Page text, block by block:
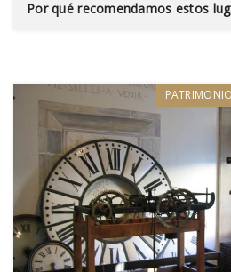
Por qué recomendamos estos
PATRIMONIO